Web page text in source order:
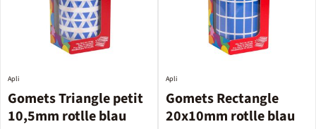
Gomets Triangle petit
10,5mm rotlle blau
Apli
Gomets Rectangle
20x10mm rotlle blau
Apli